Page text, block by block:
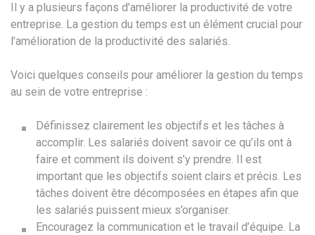
Il y a plusieurs façons d’améliorer la productivité de votre
entreprise. La gestion du temps est un élément crucial pour
l’amélioration de la productivité des salariés.
Voici quelques conseils pour améliorer la gestion du temps
au sein de votre entreprise :
Définissez clairement les objectifs et les tâches à
accomplir. Les salariés doivent savoir ce qu’ils ont à
faire et comment ils doivent s’y prendre. Il est
important que les objectifs soient clairs et précis. Les
tâches doivent être décomposées en étapes afin que
les salariés puissent mieux s’organiser.
Encouragez la communication et le travail d’équipe. La